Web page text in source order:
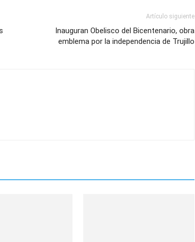
Artículo siguiente
Inauguran Obelisco del Bicentenario, obra
emblema por la independencia de Trujillo